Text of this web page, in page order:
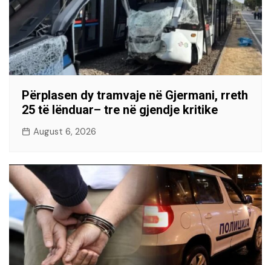
Përplasen dy tramvaje në Gjermani, rreth
25 të lënduar– tre në gjendje kritike
August 6, 2026